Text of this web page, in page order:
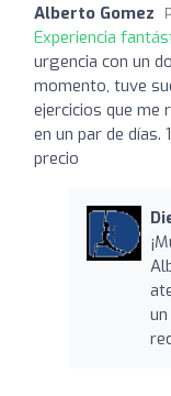
Alberto Gomez
Experiencia
urgencia con un
momento, tuve
ejercicios que me
en un par de días.
precio